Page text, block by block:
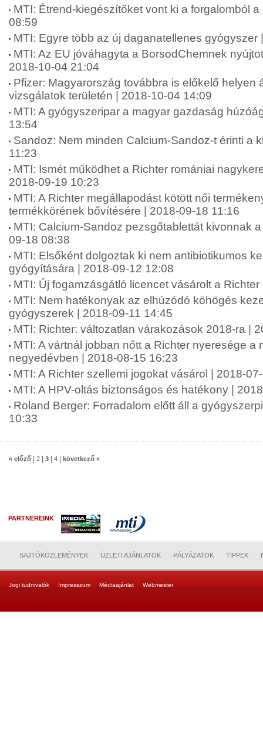
MTI: Étrend-kiegészítőket vont ki a forgalomból
08:59
MTI: Egyre több az új daganatellenes gyógyszer
MTI: Az EU jóváhagyta a BorsodChemnek
2018-10-04 21:04
Pfizer: Magyarország továbbra is előkelő helyen
vizsgálatok területén | 2018-10-04 14:09
MTI: A gyógyszeripar a magyar gazdaság
13:54
Sandoz: Nem minden Calcium-Sandoz-t érinti a
11:23
MTI: Ismét működhet a Richter romániai
2018-09-19 10:23
MTI: A Richter megállapodást kötött női
termékkörének bővítésére | 2018-09-18 11:16
MTI: Calcium-Sandoz pezsgőtablettát kivonnak
09-18 08:38
MTI: Elsőként dolgoztak ki nem antibiotikumos
gyógyítására | 2018-09-12 12:08
MTI: Új fogamzásgátló licencet vásárolt a
MTI: Nem hatékonyak az elhúzódó köhögés
gyógyszerek | 2018-09-11 14:45
MTI: Richter: változatlan várakozások 2018-ra |
MTI: A vártnál jobban nőtt a Richter nyeresége a
negyedévben | 2018-08-15 16:23
MTI: A Richter szellemi jogokat vásárol | 2018-
MTI: A HPV-oltás biztonságos és hatékony |
Roland Berger: Forradalom előtt áll a
10:33
« előző 2 3 4 következő »
PARTNEREINK
SAJTÓKÖZLEMÉNYEK ÜZLETI AJÁNLATOK PÁLYÁZATOK TIPPEK
Jogi tudnivalók Impresszum Médiaajánlat Webmester